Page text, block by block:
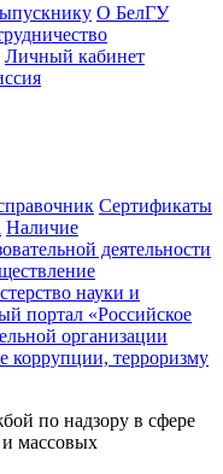
О БелГУ
Личный кабинет
Сертификаты
Наличие
деятельности
науки и
портал «Российское
организации
коррупции, терроризму
по надзору в сфере
массовых